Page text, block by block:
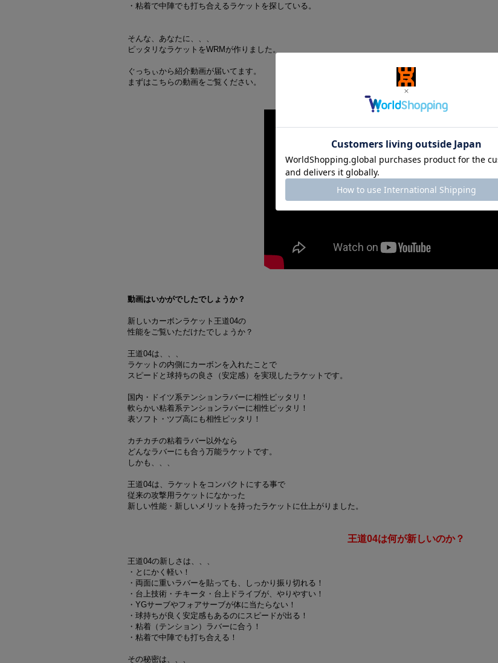
・粘着で中陣でも打ち合えるラケットを探している。
そんな、あなたに、、、
ピッタリなラケットをWRMが作りました。
ぐっちぃから紹介動画が届いてます。
まずはこちらの動画をご覧ください。
動画はいかがでしたでしょうか？
新しいカーボンラケット王道04の
性能をご覧いただけたでしょうか？
王道04は、、、
ラケットの内側にカーボンを入れたことで
スピードと球持ちの良さ（安定感）を実現したラケットです。
国内・ドイツ系テンションラバーに相性ピッタリ！
軟らかい粘着系テンションラバーに相性ピッタリ！
表ソフト・ツブ高にも相性ピッタリ！
カチカチの粘着ラバー以外なら
どんなラバーにも合う万能ラケットです。
しかも、、、
王道04は、ラケットをコンパクトにする事で
従来の攻撃用ラケットになかった
新しい性能・新しいメリットを持ったラケットに仕上がりました。
王道04は何が新しいのか？
王道04の新しさは、、、
・とにかく軽い！
・両面に重いラバーを貼っても、しっかり振り切れる！
・台上技術・チキータ・台上ドライブが、やりやすい！
・YGサーブやフォアサーブが体に当たらない！
・球持ちが良く安定感もあるのにスピードが出る！
・粘着（テンション）ラバーに合う！
・粘着で中陣でも打ち合える！
その秘密は、、、